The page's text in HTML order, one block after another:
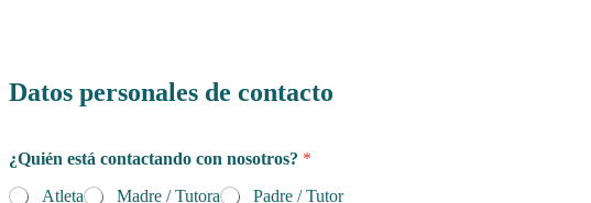
Datos personales de contacto
¿Quién está contactando con nosotros? *
Atleta
Madre / Tutora Padre / Tutor